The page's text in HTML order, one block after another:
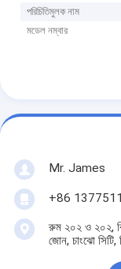
পরিচিতিমুলক নাম
মডেল নম্বার
Mr. James
+86
রুম ২০২ ও ২০২,
জোন, চাংঝো সিটি,